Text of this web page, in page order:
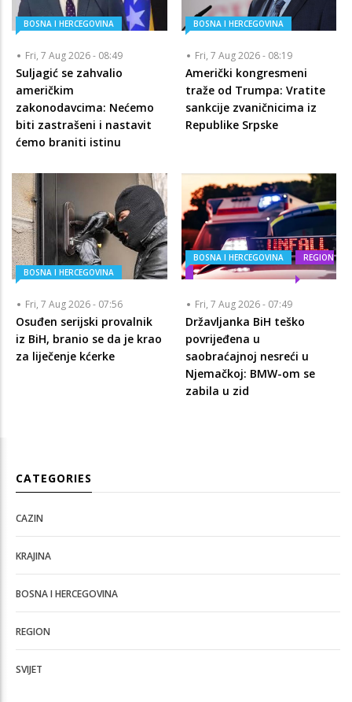
BOSNA I HERCEGOVINA
Fri, 7 Aug 2026 - 08:49
Suljagić se zahvalio
američkim
zakonodavcima: Nećemo
biti zastrašeni i nastavit
ćemo braniti istinu
BOSNA I HERCEGOVINA
Fri, 7 Aug 2026 - 08:19
Američki kongresmeni
traže od Trumpa: Vratite
sankcije zvaničnicima iz
Republike Srpske
BOSNA I HERCEGOVINA
Fri, 7 Aug 2026 - 07:56
Osuđen serijski provalnik
iz BiH, branio se da je krao
za liječenje kćerke
BOSNA I HERCEGOVINA REGION
Fri, 7 Aug 2026 - 07:49
Državljanka BiH teško
povrijeđena u
saobraćajnoj nesreći u
Njemačkoj: BMW-om se
zabila u zid
CATEGORIES
CAZIN
KRAJINA
BOSNA I HERCEGOVINA
REGION
SVIJET